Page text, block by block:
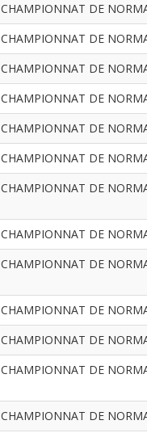
CHAMPIONNAT DE
CHAMPIONNAT DE
CHAMPIONNAT DE
CHAMPIONNAT DE
CHAMPIONNAT DE
CHAMPIONNAT DE
CHAMPIONNAT DE
CHAMPIONNAT DE
CHAMPIONNAT DE
CHAMPIONNAT DE
CHAMPIONNAT DE
CHAMPIONNAT DE
CHAMPIONNAT DE